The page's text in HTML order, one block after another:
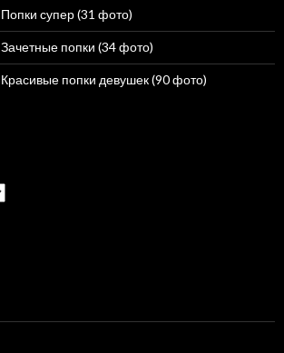
Попки супер (31 фото)
Зачетные попки (34 фото)
Красивые попки девушек (90 фото)